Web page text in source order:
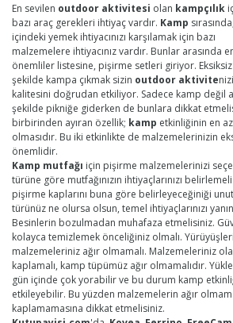
En sevilen outdoor aktivitesi olan kampçılık
bazı araç gerekleri ihtiyaç vardır. Kamp
içindeki yemek ihtiyacınızı karşılamak için bazı
malzemelere ihtiyacınız vardır. Bunlar arasında
önemliler listesine, pişirme setleri giriyor.
şekilde kampa çıkmak sizin outdoor aktivite
kalitesini doğrudan etkiliyor. Sadece kamp değil
şekilde pikniğe giderken de bunlara dikkat
birbirinden ayıran özellik; kamp etkinliğinin en
olmasıdır. Bu iki etkinlikte de malzemelerinizin
önemlidir.
Kamp mutfağı için pişirme malzemelerinizi
türüne göre mutfağınızın ihtiyaçlarınızı
pişirme kaplarını buna göre belirleyeceğiniği
türünüz ne olursa olsun, temel ihtiyaçlarınızı
Besinlerin bozulmadan muhafaza etmelisiniz.
kolayca temizlemek önceliğiniz olmalı.
malzemeleriniz ağır olmamalı. Malzemeleriniz
kaplamalı, kamp tüpümüz ağır olmamalıdır.
gün içinde çok yorabilir ve bu durum kamp
etkileyebilir. Bu yüzden malzemelerin ağır
kaplamamasına dikkat etmelisiniz.